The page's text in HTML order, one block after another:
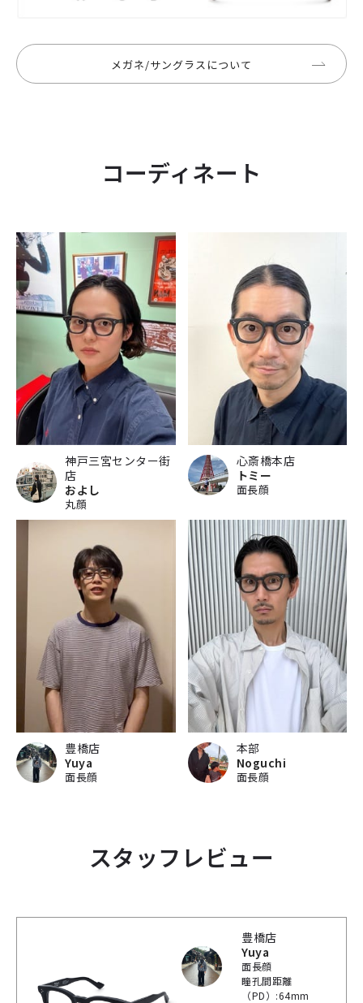
メガネ/サングラスについて
コーディネート
神戸三宮センター街
店
およし
丸顔
心斎橋本店
トミー
面長顔
豊橋店
Yuya
面長顔
本部
Noguchi
面長顔
スタッフレビュー
豊橋店
Yuya
面長顔
瞳孔間距離
（PD）:64mm